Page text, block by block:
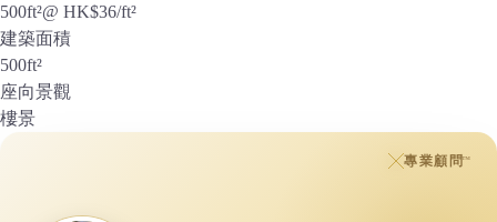
500ft²@ HK$36/ft²
建築面積
500ft²
座向景觀
樓景
專業顧問™